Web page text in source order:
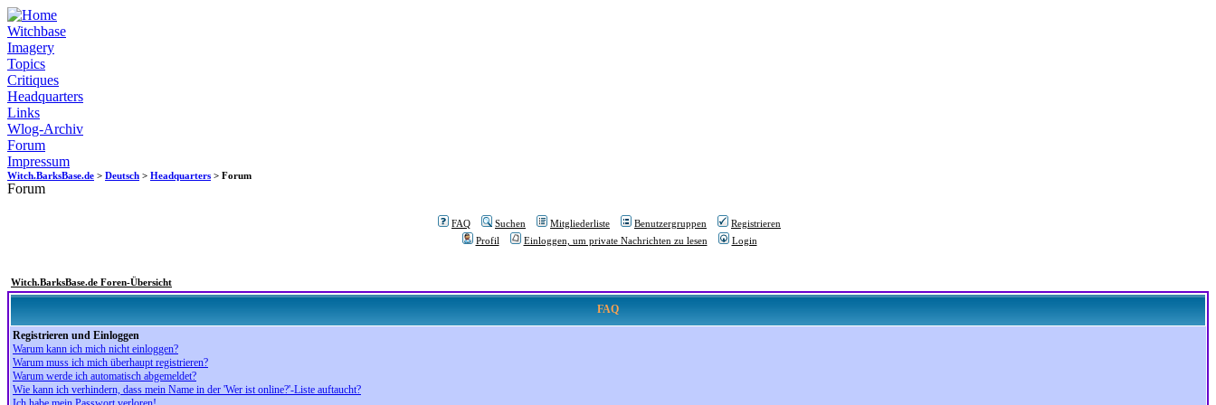
Witchbase
Imagery
Topics
Critiques
Headquarters
Links
Wlog-Archiv
Forum
Impressum
Witch.BarksBase.de > Deutsch > Headquarters > Forum
Forum
FAQ Suchen Mitgliederliste Benutzergruppen
Registrieren
Profil
Einloggen, um private Nachrichten zu lesen Login
Witch.BarksBase.de Foren-Übersicht
FAQ
Registrieren und Einloggen
Warum kann ich mich nicht einloggen?
Warum muss ich mich überhaupt registrieren?
Warum werde ich automatisch abgemeldet?
Wie kann ich verhindern, dass mein Name in der 'Wer ist online?'-Liste auftaucht?